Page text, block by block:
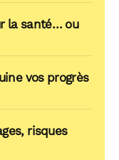
la santé… ou
vos progrès
risques